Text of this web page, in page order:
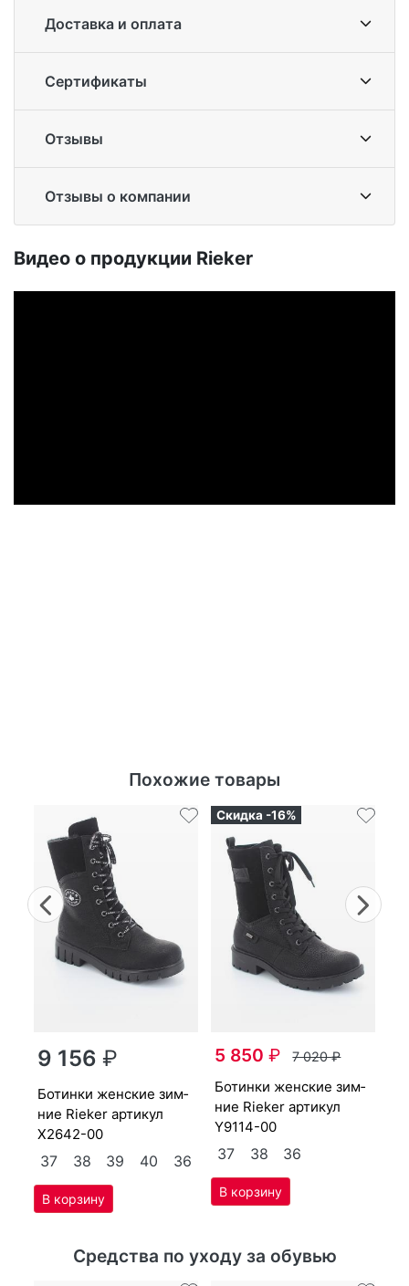
Доставка и оплата
Сертификаты
Отзывы
Отзывы о компании
Ви­део о про­дук­ции Ri­eker
Похожие товары
Previous
9 156₽
бо­тин­ки женс­кие зим­
ние Ri­eker артикул
X2642-00
37 38 39 40 36
Скидка -16%
5 850₽ 7 020₽
бо­тин­ки женс­кие зим­
ние Ri­eker артикул
Y9114-00
37 38 36
Средства по уходу за обувью